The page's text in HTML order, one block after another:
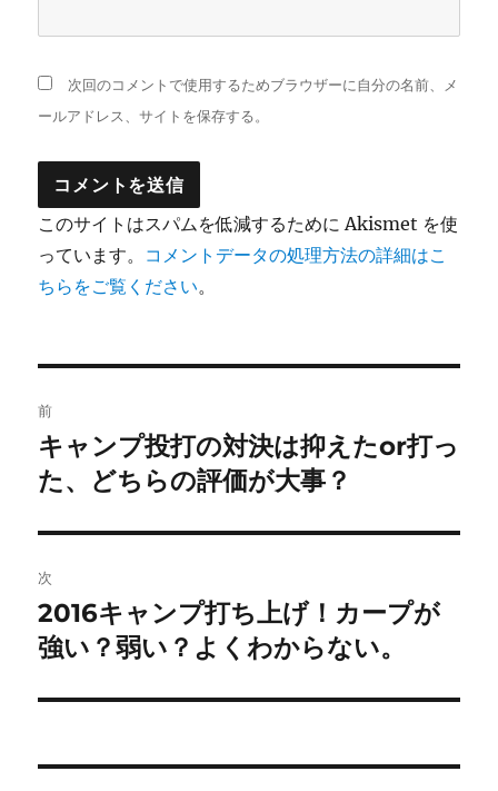
次回のコメントで使用するためブラウザーに自分の名前、メ
ールアドレス、サイトを保存する。
このサイトはスパムを低減するために Akismet を使
っています。 コメントデータの処理方法の詳細はこ
ちらをご覧ください。
稿
ナ
ビ
ゲ
ー
シ
ン
前
前
の
稿:
キャンプ投打の対決は抑えたor打っ
た、どちらの評価が大事？
次
次
の
稿:
2016キャンプ打ち上げ！カープが
強い？弱い？よくわからない。